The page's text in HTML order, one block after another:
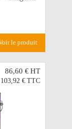
voir le produit
86,60 €HT
103,92 € TTC